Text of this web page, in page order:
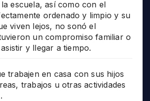
escuela, así como con el
ordenado y limpio y su
viven lejos, no sonó el
un compromiso familiar o
y llegar a tiempo.
trabajen en casa con sus hijos
trabajos u otras actividades